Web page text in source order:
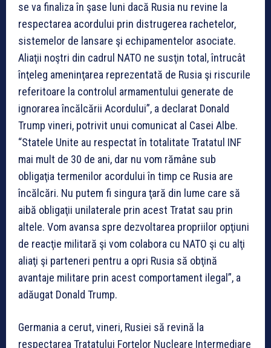
se va finaliza în şase luni dacă Rusia nu revine la
respectarea acordului prin distrugerea rachetelor,
sistemelor de lansare şi echipamentelor asociate.
Aliaţii noştri din cadrul NATO ne susţin total, întrucât
înţeleg ameninţarea reprezentată de Rusia şi riscurile
referitoare la controlul armamentului generate de
ignorarea încălcării Acordului”, a declarat Donald
Trump vineri, potrivit unui comunicat al Casei Albe.
“Statele Unite au respectat în totalitate Tratatul INF
mai mult de 30 de ani, dar nu vom rămâne sub
obligaţia termenilor acordului în timp ce Rusia are
încălcări. Nu putem fi singura ţară din lume care să
aibă obligaţii unilaterale prin acest Tratat sau prin
altele. Vom avansa spre dezvoltarea propriilor opţiuni
de reacţie militară şi vom colabora cu NATO şi cu alţi
aliaţi şi parteneri pentru a opri Rusia să obţină
avantaje militare prin acest comportament ilegal”, a
adăugat Donald Trump.
Germania a cerut, vineri, Rusiei să revină la
respectarea Tratatului Forţelor Nucleare Intermediare